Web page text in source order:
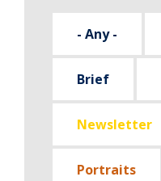
- Any -
Brief
Newsletter
Portraits